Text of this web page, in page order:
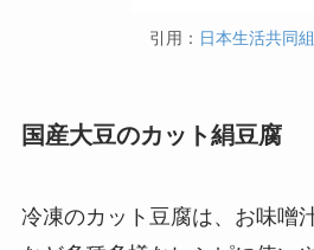
引用： 日本生活共同
国産大豆のカット絹豆腐
冷凍のカット豆腐は、お味噌